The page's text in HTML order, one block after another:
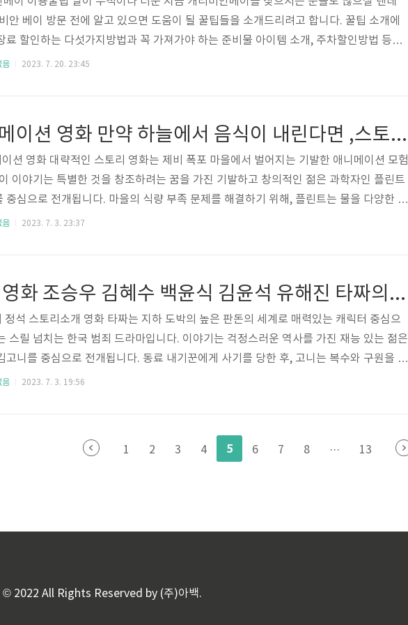
안 베이 방문 전에 알고 있으면 도움이 될 꿀팁들을 소개드리려고 합니다. 꿀팁 소개에
료 할인하는 다섯가지방법과 꼭 가져가야 하는 준비물 아이템 소개, 주차할인방법 등도
크 남겨드렸으니 참고하시길 바라겠습니다~! 캐리비안베이 입장료할인 다섯가지 방법
비물이 꼭 있기마련입니다. 그때마다 울며겨자먹기..
음 2023. 7. 20. 23:45
애니메이션 영화 만약 하늘에서 음식이 내린다면 ,스토리 핵심 포인트 캐릭터소개
션 영화 대략적인 스토리 영화는 제비 폭포 마을에서 벌어지는 기발한 애니메이션 모험
이야기는 특별한 것을 창조하려는 꿈을 가진 기발하고 창의적인 젊은 과학자인 플린트
중심으로 전개됩니다. 마을의 식량 부족 문제를 해결하기 위해, 플린트는 물을 다양한 종
으로 바꿀 수 있는 기계를 발명합니다. 하지만, 기계가 오작동하고 하늘에서 비가 내리는
, 그들은 통제 불능의 기계를 끄고 한때 ..
음 2023. 7. 3. 23:37
타짜 영화 조승우 김혜수 백윤식 김윤석 유해진 타짜의 정석
정석 스토리소개 영화 타짜는 지하 도박의 높은 판돈의 세계로 매력있는 캐릭터 중심으
스릴 넘치는 한국 범죄 드라마입니다. 이야기는 걱정스러운 역사를 가진 재능 있는 젊은
고니를 중심으로 전개됩니다. 동료 내기꾼에게 사기를 당한 후, 고니는 복수와 구원을 위
착수합니다. 그는 부정직함, 반역, 그리고 부의 암울한 추구의 위험한 그물에 얽히게 됩
학과 도덕적 딜레마를 탐구합니다. 고니의 여행은 불성실한 동맹을 항해하고 역사의 악
서면서 스릴 넘치는 머리와 전략의 게임이..
음 2023. 7. 3. 19:56
1 2 3 4 5 6 7 8 ··· 13
2022 All Rights Reserved by (주)아백.